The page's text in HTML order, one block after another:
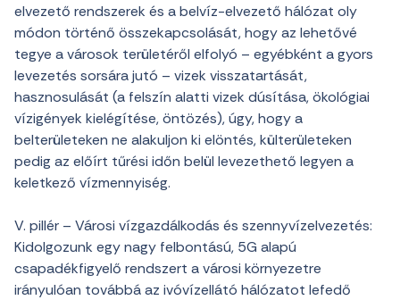
elvezető rendszerek és a belvíz-elvezető hálózat oly
módon történő összekapcsolását, hogy az lehetővé
tegye a városok területéről elfolyó – egyébként a gyors
levezetés sorsára jutó – vizek visszatartását,
hasznosulását (a felszín alatti vizek dúsítása, ökológiai
vízigények kielégítése, öntözés), úgy, hogy a
belterületeken ne alakuljon ki elöntés, külterületeken
pedig az előírt tűrési időn belül levezethető legyen a
keletkező vízmennyiség.
V. pillér – Városi vízgazdálkodás és szennyvízelvezetés:
Kidolgozunk egy nagy felbontású, 5G alapú
csapadékfigyelő rendszert a városi környezetre
irányulóan továbbá az ivóvízellátó hálózatot lefedő